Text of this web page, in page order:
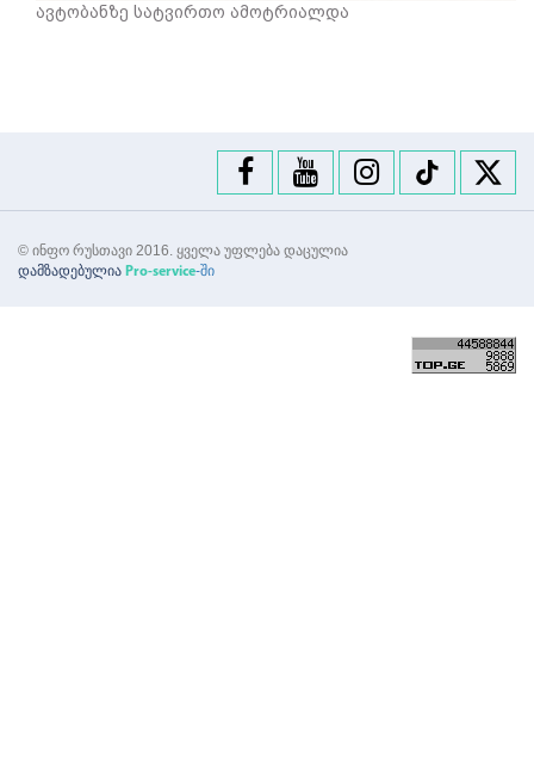
ავტობანზე სატვირთო ამოტრიალდა
© ინფო რუსთავი 2016. ყველა უფლება დაცულია
დამზადებულია Pro-service-ში